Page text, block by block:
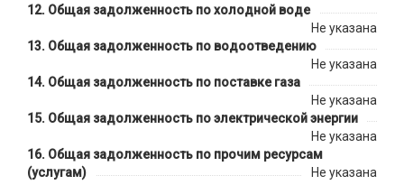
Общая задолженность по холодной воде
Не указана
Общая задолженность по водоотведению
Не указана
Общая задолженность по поставке газа
Не указана
Общая задолженность по электрической энергии
Не указана
Общая задолженность по прочим ресурсам
(услугам)
Не указана